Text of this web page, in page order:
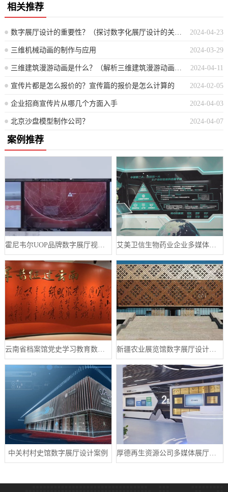
相关推荐
2024-04-23
2024-03-29
三维机械动画的制作与应用
2024-04-11
2024-02-05
宣传片都是怎么报价的？宣传篇的报价是怎么计算的
2024-04-03
企业招商宣传片从哪几个方面入手
2024-04-07
北京沙盘模型制作公司？
案例推荐
霍尼韦尔UOP品牌数字展厅视频制作案例 艾美卫信生物药业企业多媒体数字展厅案例
云南省档案馆党史学习教育数字展厅案例
中关村村史馆数字展厅设计案例 厚德再生资源公司多媒体展厅设计案例